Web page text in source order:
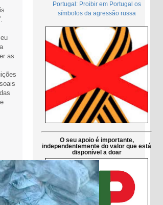
as
Portugal: Proibir em Portugal os
símbolos da agressão russa
O seu apoio é importante,
independentemente do valor que está
disponível a doar